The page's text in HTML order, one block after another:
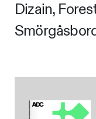
Dizain,